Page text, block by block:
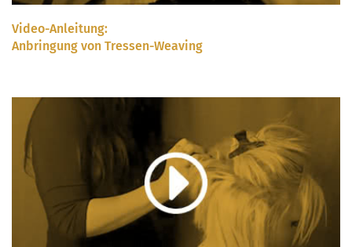
Video-Anleitung:
Anbringung von Tressen-Weaving